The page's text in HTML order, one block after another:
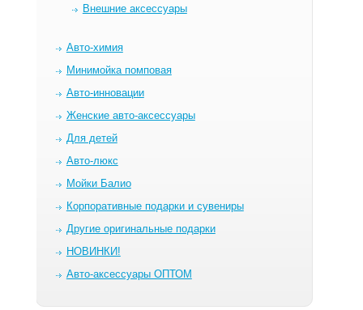
Внешние аксессуары
Авто-химия
Минимойка помповая
Авто-инновации
Женские авто-аксессуары
Для детей
Авто-люкс
Мойки Балио
Корпоративные подарки и сувениры
Другие оригинальные подарки
НОВИНКИ!
Авто-аксессуары ОПТОМ